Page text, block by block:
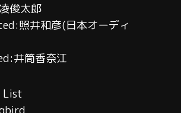
俊太郎
照井和彦(日本オーディ
井筒香奈江
List